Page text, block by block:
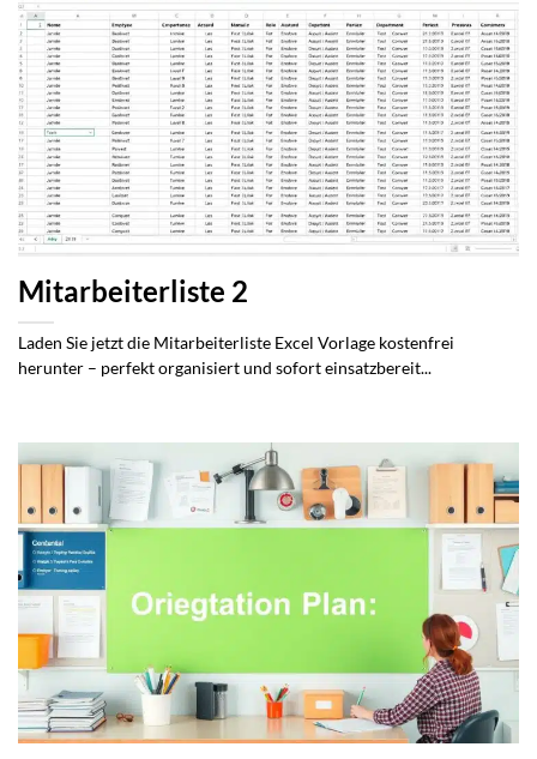
Mitarbeiterliste 2
Laden Sie jetzt die Mitarbeiterliste Excel Vorlage kostenfrei
herunter – perfekt organisiert und sofort einsatzbereit...